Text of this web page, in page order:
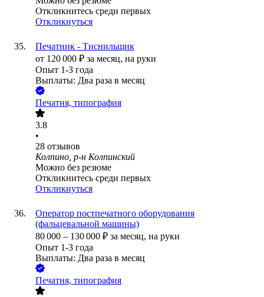
Откликнитесь среди первых
Откликнуться
Печатник - Тиснильщик
от 120 000 ₽ за месяц, на руки
Опыт 1-3 года
Выплаты: Два раза в месяц
Печатня, типография
3.8
•
28 отзывов
Колпино, р-н Колпинский
Можно без резюме
Откликнитесь среди первых
Откликнуться
Оператор постпечатного оборудования
(фальцевальной машины)
80 000 – 130 000 ₽ за месяц, на руки
Опыт 1-3 года
Выплаты: Два раза в месяц
Печатня, типография